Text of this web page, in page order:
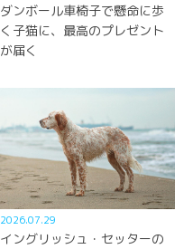
ダンボール車椅子で懸命に歩
く子猫に、最高のプレゼント
が届く
2026.07.29
イングリッシュ・セッターの